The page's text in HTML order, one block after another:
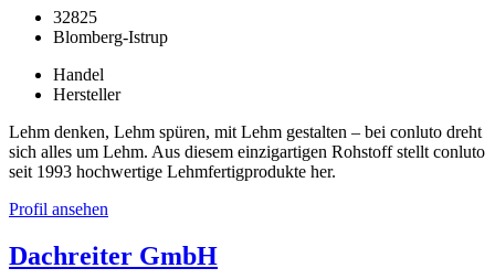
32825
Blomberg-Istrup
Handel
Hersteller
Lehm denken, Lehm spüren, mit Lehm gestalten – bei conluto dreht
sich alles um Lehm. Aus diesem einzigartigen Rohstoff stellt conluto
seit 1993 hochwertige Lehmfertigprodukte her.
Profil ansehen
Dachreiter GmbH